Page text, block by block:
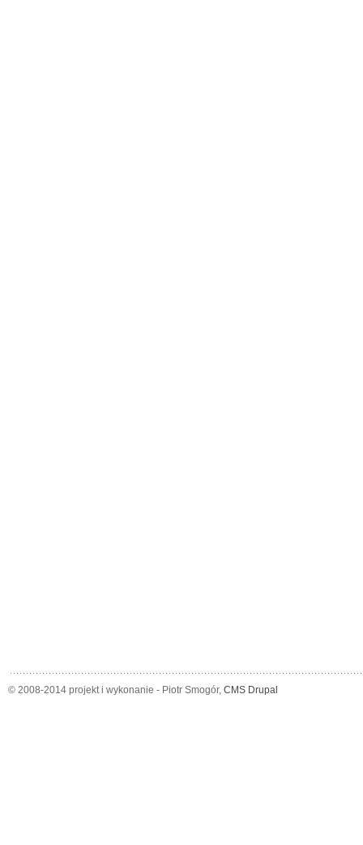
© 2008-2014 projekt i wykonanie - Piotr Smogór, CMS Drupal